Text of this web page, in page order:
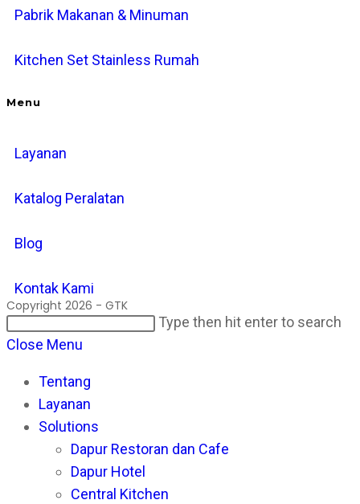
Pabrik Makanan & Minuman
Kitchen Set Stainless Rumah
Menu
Layanan
Katalog Peralatan
Blog
Kontak Kami
Copyright 2026 - GTK
Search
this
Type then hit enter to search
Close Menu
Tentang
Layanan
Solutions
Dapur Restoran dan Cafe
Dapur Hotel
Central Kitchen